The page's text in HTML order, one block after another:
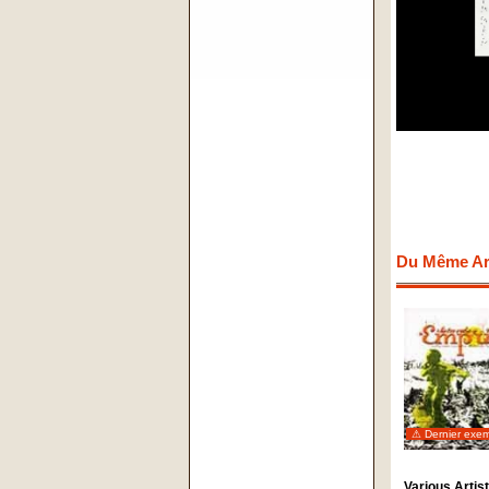
Du Même
⚠ Dernier